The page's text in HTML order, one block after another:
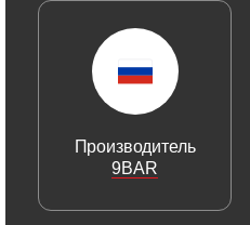
Производитель
9BAR